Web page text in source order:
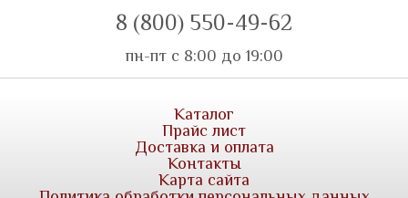
8 (800) 550-49-62
пн-пт с 8:00 до 19:00
Каталог
Прайс лист
Доставка и оплата
Контакты
Карта сайта